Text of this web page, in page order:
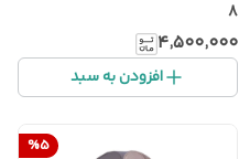
8
۴٬۵۰۰٬۰۰۰
افزودن به سبد
%5